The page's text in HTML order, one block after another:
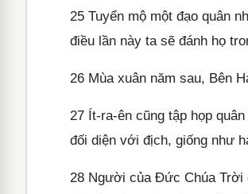
25 Tuyển mộ một đạo quân
điều lần này ta sẽ đánh họ
26 Mùa xuân năm sau, Bên
27 Ít-ra-ên cũng tập họp
đối diện với địch, giống như
28 Người của Đức Chúa Trời